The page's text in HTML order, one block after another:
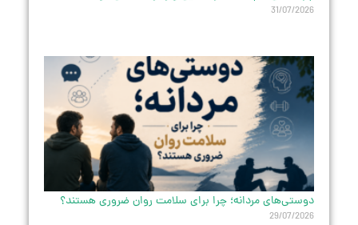
31/07/2026
دوستی‌های مردانه؛ چرا برای سلامت روان ضروری هستند؟
29/07/2026